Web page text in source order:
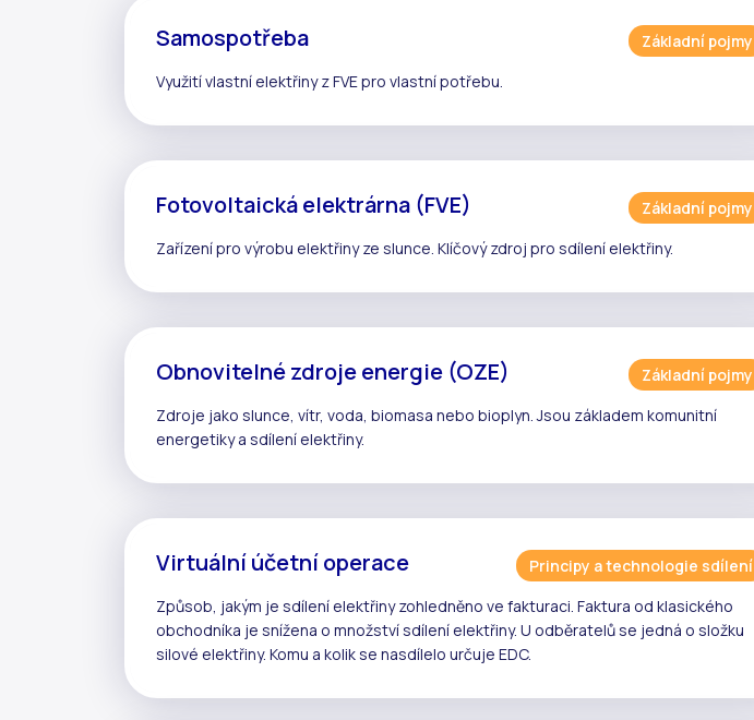
Samospotřeba
Základní pojmy
Využití vlastní elektřiny zFVEpro vlastní potřebu.
Fotovoltaická elektrárna (FVE)
Základní pojmy
Zařízení pro výrobu elektřiny ze slunce. Klíčový zdroj pro sdílení elektřiny.
Obnovitelné zdroje energie (OZE)
Základní pojmy
Zdroje jako slunce, vítr, voda, biomasa nebo bioplyn. Jsou základem komunitní
energetiky a sdílení elektřiny.
Virtuální účetní operace
Principy a technologie sdílení
Způsob, jakým je sdílení elektřinyzohledněno ve fakturaci. Faktura od klasického
obchodníka je snížena o množstvísdílení elektřiny. U odběratelů se jedná o složku
silové elektřiny. Komu a kolik se nasdílelo určuje EDC.